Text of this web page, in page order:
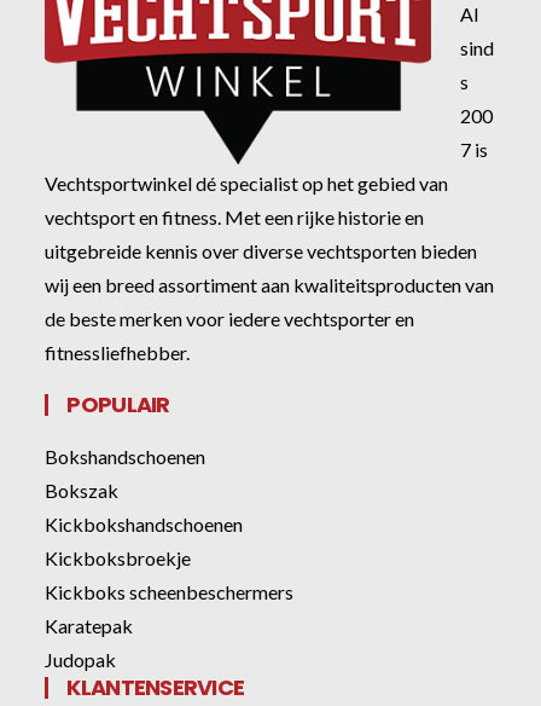
Al
sind
s
200
7 is
Vechtsportwinkel dé specialist op het gebied van
vechtsport en fitness. Met een rijke historie en
uitgebreide kennis over diverse vechtsporten bieden
wij een breed assortiment aan kwaliteitsproducten van
de beste merken voor iedere vechtsporter en
fitnessliefhebber.
POPULAIR
Bokshandschoenen
Bokszak
Kickbokshandschoenen
Kickboksbroekje
Kickboks scheenbeschermers
Karatepak
Judopak
KLANTENSERVICE